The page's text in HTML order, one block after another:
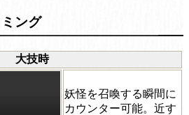
ング
大技時
妖怪を召喚する瞬間に
カウンター可能。近す